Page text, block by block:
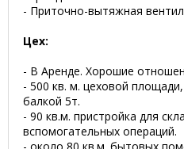
- Приточно-вытяжная
Цех:
- В Аренде. Хорошие
- 500 кв. м. цеховой
балкой 5т.
- 90 кв.м. пристройка для
вспомогательных операций.